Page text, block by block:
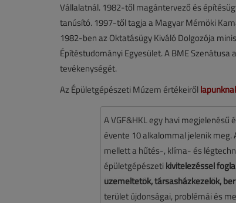
Vállalatnál. 1982-től magántervező és
tanúsító. 1997-től tagja a Magyar Mérnöki
1982-ben az Oktatásügy Kiváló Dolgozója
Építéstudományi Egyesület. A BME
tevékenységét.
Az Épületgépészeti Múzem értékeiről
A VGF&HKL egy havi
évente 10 alkalommal jelenik meg.
mellett a hűtés-, klíma- és
épületgépészeti kivitelezéssel
üzemeltetők, társasházkezelők,
terület újdonságai, problémái és